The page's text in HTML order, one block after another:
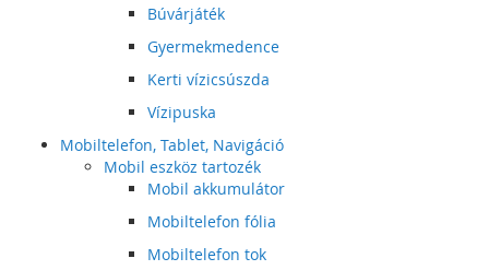
Búvárjáték
Gyermekmedence
Kerti vízicsúszda
Vízipuska
Mobiltelefon, Tablet, Navigáció
Mobil eszköz tartozék
Mobil akkumulátor
Mobiltelefon fólia
Mobiltelefon tok